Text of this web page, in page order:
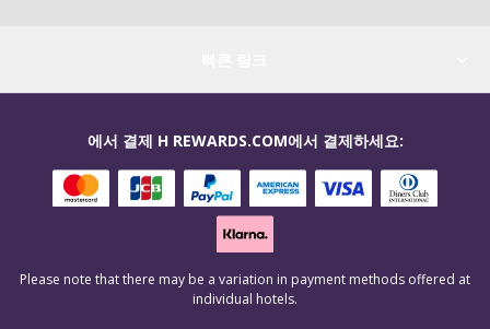
에서 결제 H REWARDS.COM에서 결제하세요:
Please note that there may be a variation in payment methods offered at
individual hotels.